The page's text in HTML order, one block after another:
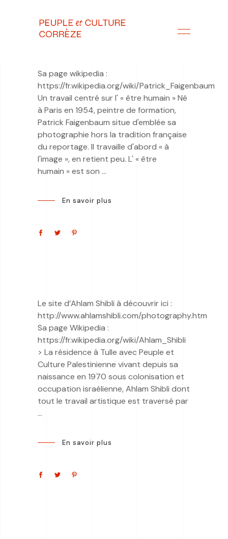
Sa page wikipedia :
https://fr.wikipedia.org/wiki/Patrick_Faigenbaum
Un travail centré sur l' « être humain » Né
à Paris en 1954, peintre de formation,
Patrick Faigenbaum situe d'emblée sa
photographie hors la tradition française
du reportage. Il travaille d'abord « à
l'image », en retient peu. L' « être
humain » est son
En savoir plus
Le site d’Ahlam Shibli à découvrir ici :
http://www.ahlamshibli.com/photography.htm
Sa page Wikipedia :
https://fr.wikipedia.org/wiki/Ahlam_Shibli
> La résidence à Tulle avec Peuple et
Culture Palestinienne vivant depuis sa
naissance en 1970 sous colonisation et
occupation israélienne, Ahlam Shibli dont
tout le travail artistique est traversé par
En savoir plus